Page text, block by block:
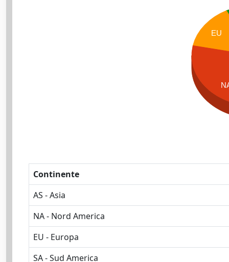
EU
Continente
AS - Asia
NA - Nord America
EU - Europa
SA - Sud America